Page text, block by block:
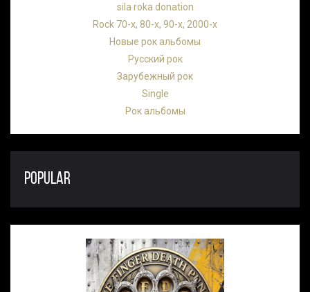
sila roka donation
Rock 70-х, 80-х, 90-х, 2000-х
Новые рок альбомы
Русский рок
Зарубежный рок
Single
Рок альбомы
POPULAR